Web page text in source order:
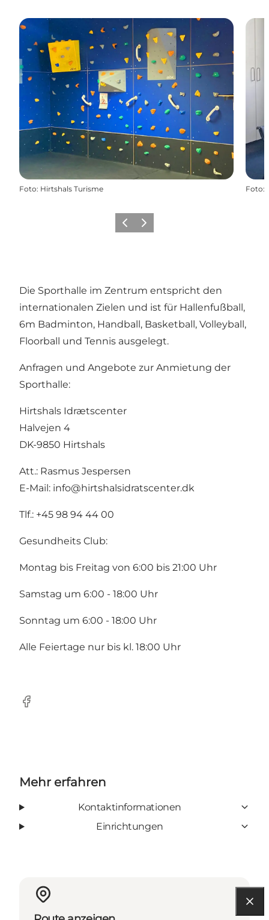
Foto: Hirtshals Turisme Foto:
ZurückWeiter
Die Sporthalle im Zentrum entspricht den
internationalen Zielen und ist für Hallenfußball,
6m Badminton, Handball, Basketball, Volleyball,
Floorball und Tennis ausgelegt.
Anfragen und Angebote zur Anmietung der
Sporthalle:
Hirtshals Idrætscenter
Halvejen 4
DK-9850 Hirtshals
Att.: Rasmus Jespersen
E-Mail: info@hirtshalsidratscenter.dk
Tlf.: +45 98 94 44 00
Gesundheits Club:
Montag bis Freitag von 6:00 bis 21:00 Uhr
Samstag um 6:00 - 18:00 Uhr
Sonntag um 6:00 - 18:00 Uhr
Alle Feiertage nur bis kl. 18:00 Uhr
Facebook
Mehr erfahren
Kontaktinformationen
Einrichtungen